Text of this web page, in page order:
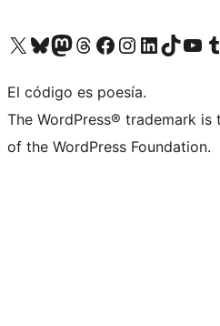
Visit our X (formerly Twitter) account
Visit our Bluesky account
Visit our Mastodon account
Visit our Threads account
Visita nuestra página de Facebook
Visita nuestra cuenta de Instagram
Visita nuestra cuenta de LinkedIn
Visit our TikTok
Visita nuestro
El código es poesía.
The WordPress® trademark
of the WordPress Foundation.